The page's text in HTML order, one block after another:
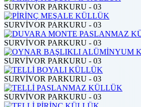
SURVİVOR PARKURU - 03
SURVİVOR PARKURU - 03
SURVİVOR PARKURU - 03
SURVİVOR PARKURU - 03
SURVİVOR PARKURU - 03
SURVİVOR PARKURU - 03